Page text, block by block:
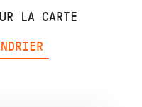
LA CARTE